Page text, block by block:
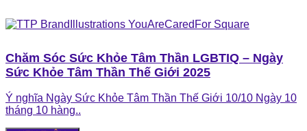
Chăm Sóc Sức Khỏe Tâm Thần LGBTIQ – Ngày
Sức Khỏe Tâm Thần Thế Giới 2025
Ý nghĩa Ngày Sức Khỏe Tâm Thần Thế Giới 10/10 Ngày 10
tháng 10 hàng..